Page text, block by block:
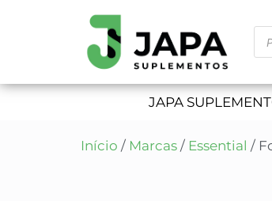
JAPA
Início / Marcas / Essential /